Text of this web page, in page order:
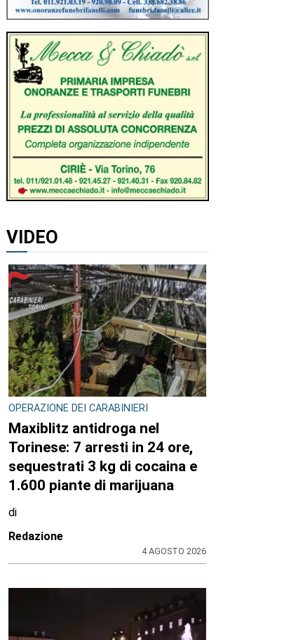
VIDEO
OPERAZIONE DEI CARABINIERI
Maxiblitz antidroga nel
Torinese: 7 arresti in 24 ore,
sequestrati 3 kg di cocaina e
1.600 piante di marijuana
di
Redazione
4 AGOSTO 2026